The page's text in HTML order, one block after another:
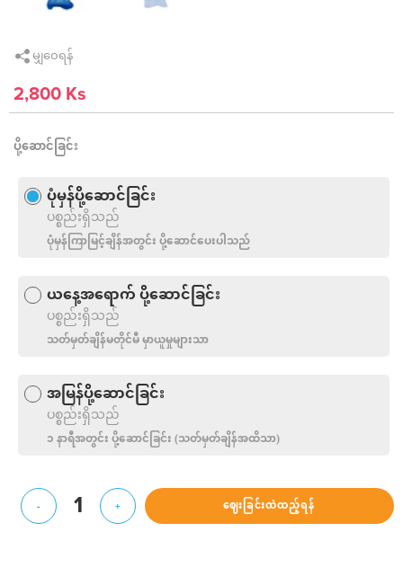
မျှဝေရန်
2,800 Ks
ပို့ဆောင်ခြင်း
ပုံမှန်ပို့ဆောင်ခြင်း
ပစ္စည်းရှိသည်
ပုံမှန်ကြာမြင့်ချိန်အတွင်း ပို့ဆောင်ပေးပါသည်
ယနေ့အရောက် ပို့ဆောင်ခြင်း
ပစ္စည်းရှိသည်
သတ်မှတ်ချိန်မတိုင်မီ မှာယူမှုများသာ
အမြန်ပို့ဆောင်ခြင်း
ပစ္စည်းရှိသည်
၁ နာရီအတွင်း ပို့‌ဆောင်ခြင်း (သတ်မှတ်ချိန်အထိသာ)
- 1 + ဈေးခြင်းထဲထည့်ရန်